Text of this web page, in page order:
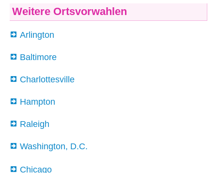
Weitere Ortsvorwahlen
Arlington
Baltimore
Charlottesville
Hampton
Raleigh
Washington, D.C.
Chicago